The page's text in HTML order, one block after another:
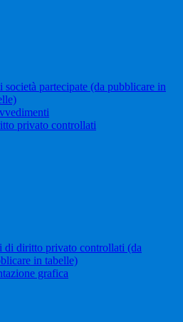
società partecipate (da pubblicare in
privato controllati
di diritto privato controllati (da
in tabelle)
grafica